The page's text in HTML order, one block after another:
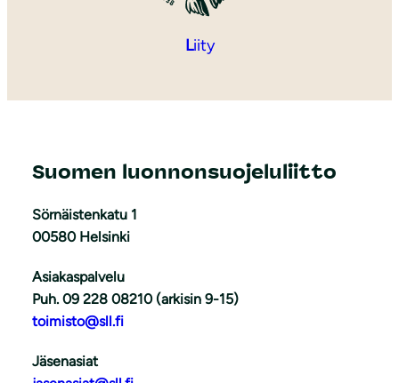
Liity
Suomen luonnonsuojeluliitto
Sörnäistenkatu 1
00580 Helsinki
Asiakaspalvelu
Puh. 09 228 08210 (arkisin 9-15)
toimisto@sll.fi
Jäsenasiat